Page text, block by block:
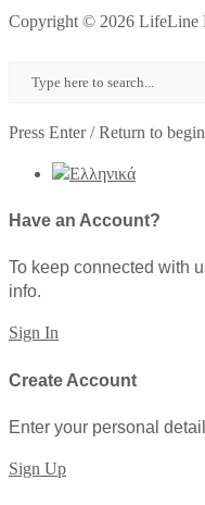
Copyright © 2026 LifeLine
Press Enter / Return to
Have an Account?
To keep connected with
info.
Sign In
Create Account
Enter your personal
Sign Up